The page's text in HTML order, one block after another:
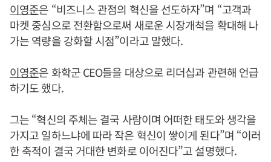
이영준은 “비즈니스 관점의 혁신을 선도하자”며 “고객과
마켓 중심으로 전환함으로써 새로운 시장개척을 확대해 나
가는 역량을 강화할 시점”이라고 말했다.
이영준은 화학군 CEO들을 대상으로 리더십과 관련해 언급
하기도 했다.
그는 “혁신의 주체는 결국 사람이며 어떠한 태도와 생각을
가지고 일하느냐에 따라 작은 혁신이 쌓이게 된다”며 “이러
한 축적이 결국 거대한 변화로 이어진다”고 설명했다.